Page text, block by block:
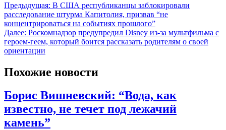
Предыдущая: В США республиканцы заблокировали
расследование штурма Капитолия, призвав “не
концентрироваться на событиях прошлого”
Далее: Роскомнадзор предупредил Disney из-за мультфильма c
героем-геем, который боится рассказать родителям о своей
ориентации
Похожие новости
Борис Вишневский: “Вода, как
известно, не течет под лежачий
камень”